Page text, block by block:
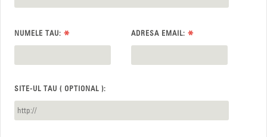
NUMELE TAU: * ADRESA EMAIL: *
SITE-UL TAU ( OPTIONAL ):